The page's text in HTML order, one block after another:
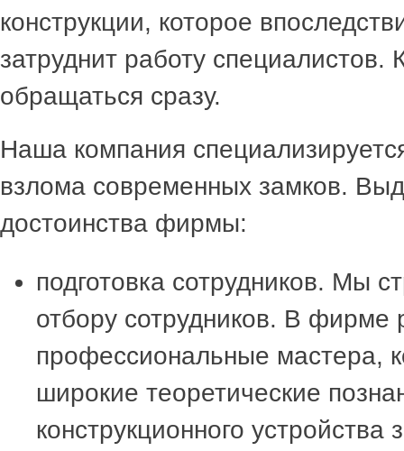
конструкции, которое
затруднит работу
обращаться сразу.
Наша компания
взлома современных замков.
достоинства фирмы:
подготовка сотрудников. Мы
отбору сотрудников. В фирме
профессиональные мастера,
широкие теоретические
конструкционного устройства